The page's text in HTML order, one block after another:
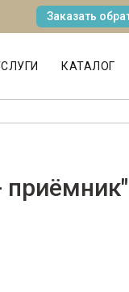
Заказать
КАТАЛОГ